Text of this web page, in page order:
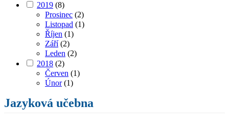
2019 (8)
Prosinec (2)
Listopad (1)
Říjen (1)
Září(2)
Leden (2)
2018 (2)
Červen (1)
Únor(1)
Jazyková učebna